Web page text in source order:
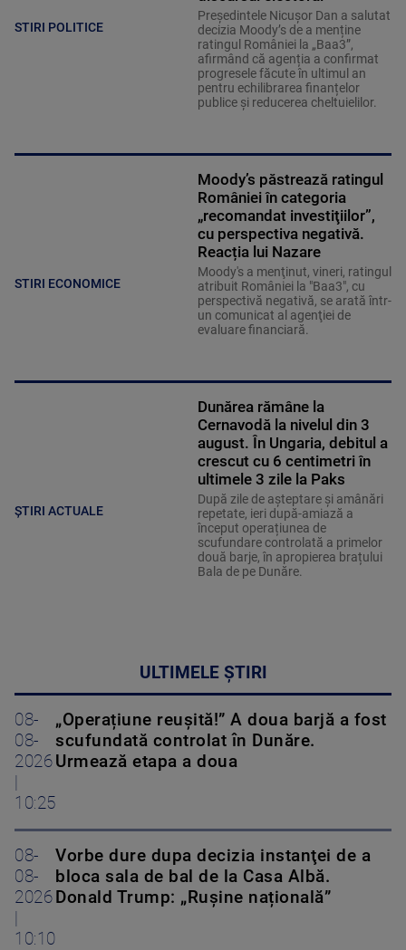
STIRI POLITICE
Președintele Nicușor Dan a salutat
decizia Moody’s de a menține
ratingul României la „Baa3”,
afirmând că agenția a confirmat
progresele făcute în ultimul an
pentru echilibrarea finanțelor
publice și reducerea cheltuielilor.
STIRI ECONOMICE
Moody’s păstrează ratingul
României în categoria
„recomandat investiţiilor”,
cu perspectiva negativă.
Reacția lui Nazare
Moody's a menţinut, vineri, ratingul
atribuit României la "Baa3", cu
perspectivă negativă, se arată într-
un comunicat al agenţiei de
evaluare financiară.
ȘTIRI ACTUALE
Dunărea rămâne la
Cernavodă la nivelul din 3
august. În Ungaria, debitul a
crescut cu 6 centimetri în
ultimele 3 zile la Paks
După zile de așteptare și amânări
repetate, ieri după-amiază a
început operațiunea de
scufundare controlată a primelor
două barje, în apropierea brațului
Bala de pe Dunăre.
ULTIMELE ȘTIRI
08-
08-
2026
|
10:25
„Operațiune reușită!” A doua barjă a fost
scufundată controlat în Dunăre.
Urmează etapa a doua
08-
08-
2026
|
10:10
Vorbe dure dupa decizia instanţei de a
bloca sala de bal de la Casa Albă.
Donald Trump: „Rușine națională”